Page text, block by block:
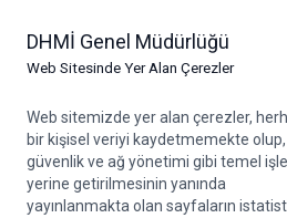
DHMİ Genel Müdürlüğü
Web Sitesinde Yer Alan Çerezler
Web sitemizde yer alan çerezler,
bir kişisel veriyi kaydetmemekte olup,
güvenlik ve ağ yönetimi gibi temel
yerine getirilmesinin yanında
yayınlanmakta olan sayfaların
Devlet Hava Meydanları
Müdürlüğü